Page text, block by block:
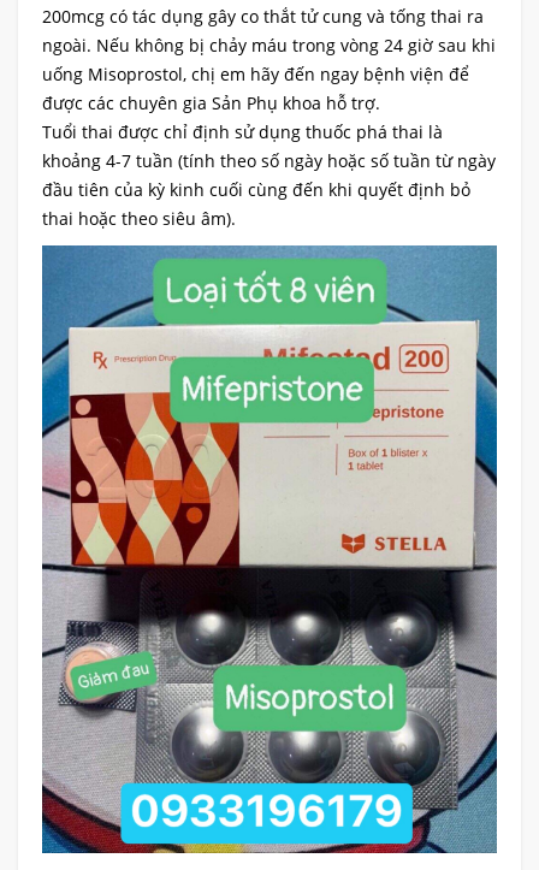
200mcg có tác dụng gây co thắt tử cung và tống thai ra
ngoài. Nếu không bị chảy máu trong vòng 24 giờ sau khi
uống Misoprostol, chị em hãy đến ngay bệnh viện để
được các chuyên gia Sản Phụ khoa hỗ trợ.
Tuổi thai được chỉ định sử dụng thuốc phá thai là
khoảng 4-7 tuần (tính theo số ngày hoặc số tuần từ ngày
đầu tiên của kỳ kinh cuối cùng đến khi quyết định bỏ
thai hoặc theo siêu âm).